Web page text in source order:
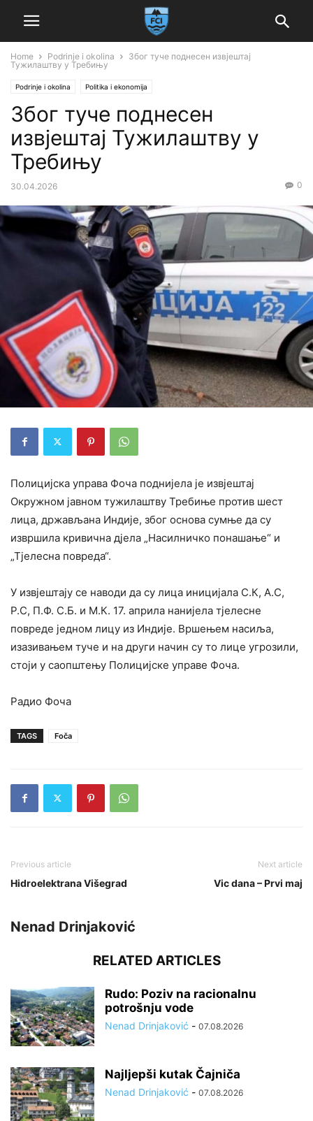
Home Podrinje i okolina
Због туче поднесен извјештај
Тужилаштву у Требињу
Podrinje i okolina Politika i ekonomija
Због туче поднесен
извјештај Тужилаштву у
Требињу
30.04.2026 0
Полицијска управа Фоча поднијела је извјештај
Окружном јавном тужилаштву Требиње против шест
лица, држављана Индије, због основа сумње да су
извршила кривична дјела „Насилничко понашање“ и
„Тјелесна повреда“.
У извјештају се наводи да су лица иницијала С.К, А.С,
Р.С, П.Ф. С.Б. и М.К. 17. априла нанијела тјелесне
повреде једном лицу из Индије. Вршењем насиља,
изазивањем туче и на други начин су то лице угрозили,
стоји у саопштењу Полицијске управе Фоча.
Радио Фоча
TAGS Foča
Previous article
Hidroelektrana Višegrad
Next article
Vic dana – Prvi maj
Nenad Drinjaković
RELATED ARTICLES
Rudo: Poziv na racionalnu
potrošnju vode
Nenad Drinjaković - 07.08.2026
Najljepši kutak Čajniča
Nenad Drinjaković - 07.08.2026